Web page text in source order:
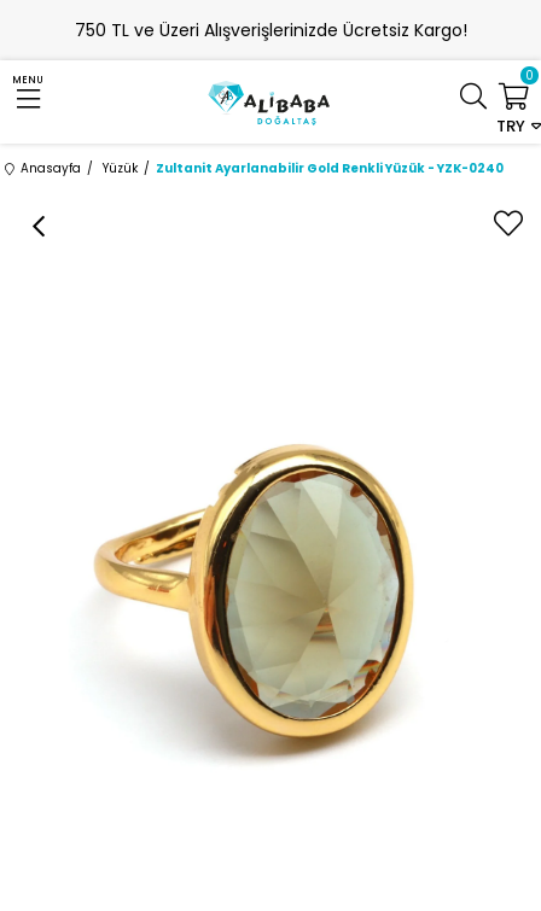
750 TL ve Üzeri Alışverişlerinizde Ücretsiz Kargo!
MENU
TRY
0
Anasayfa Yüzük Zultanit Ayarlanabilir Gold Renkli Yüzük - YZK-0240